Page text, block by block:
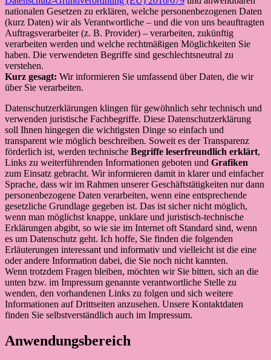
nationalen Gesetzen zu erklären, welche personenbezogenen Daten
(kurz Daten) wir als Verantwortliche – und die von uns beauftragten
Auftragsverarbeiter (z. B. Provider) – verarbeiten, zukünftig
verarbeiten werden und welche rechtmäßigen Möglichkeiten Sie
haben. Die verwendeten Begriffe sind geschlechtsneutral zu
verstehen.
Kurz gesagt: Wir informieren Sie umfassend über Daten, die wir
über Sie verarbeiten.
Datenschutzerklärungen klingen für gewöhnlich sehr technisch und
verwenden juristische Fachbegriffe. Diese Datenschutzerklärung
soll Ihnen hingegen die wichtigsten Dinge so einfach und
transparent wie möglich beschreiben. Soweit es der Transparenz
förderlich ist, werden technische Begriffe leserfreundlich erklärt,
Links zu weiterführenden Informationen geboten und Grafiken
zum Einsatz gebracht. Wir informieren damit in klarer und einfacher
Sprache, dass wir im Rahmen unserer Geschäftstätigkeiten nur dann
personenbezogene Daten verarbeiten, wenn eine entsprechende
gesetzliche Grundlage gegeben ist. Das ist sicher nicht möglich,
wenn man möglichst knappe, unklare und juristisch-technische
Erklärungen abgibt, so wie sie im Internet oft Standard sind, wenn
es um Datenschutz geht. Ich hoffe, Sie finden die folgenden
Erläuterungen interessant und informativ und vielleicht ist die eine
oder andere Information dabei, die Sie noch nicht kannten.
Wenn trotzdem Fragen bleiben, möchten wir Sie bitten, sich an die
unten bzw. im Impressum genannte verantwortliche Stelle zu
wenden, den vorhandenen Links zu folgen und sich weitere
Informationen auf Drittseiten anzusehen. Unsere Kontaktdaten
finden Sie selbstverständlich auch im Impressum.
Anwendungsbereich